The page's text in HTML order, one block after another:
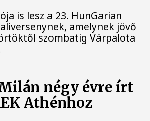
is lesz a 23. HunGarian
amelynek jövő
szombatig Várpalota
négy évre írt
Athénhoz